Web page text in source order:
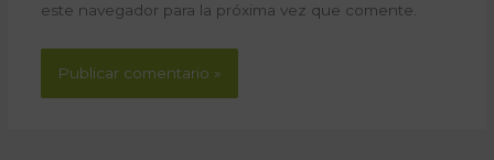
este navegador para la próxima vez que comente.